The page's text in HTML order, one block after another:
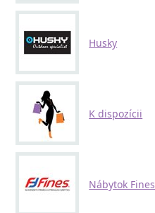
Husky
K dispozícii
Nábytok Fines